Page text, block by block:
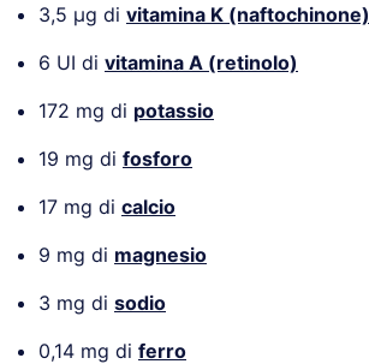
3,5 µg di vitamina K (naftochinone)
6 UI di vitamina A (retinolo)
172 mg di potassio
19 mg di fosforo
17 mg di calcio
9 mg di magnesio
3 mg di sodio
0,14 mg di ferro